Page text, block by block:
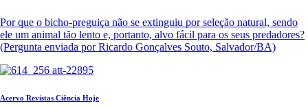
Por que o bicho-preguiça não se extinguiu por seleção natural, sendo
ele um animal tão lento e, portanto, alvo fácil para os seus predadores?
(Pergunta enviada por Ricardo Gonçalves Souto, Salvador/BA)
Acervo Revistas Ciência Hoje